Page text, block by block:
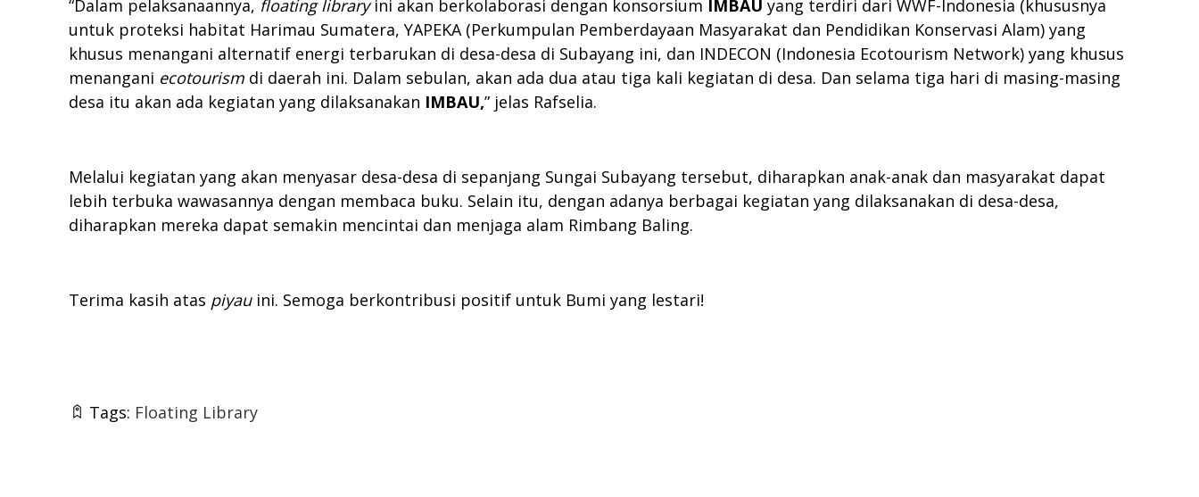
“Dalam pelaksanaannya, floating libraryini akan berkolaborasi dengan konsorsium IMBAU yang terdiri dari WWF-Indonesia (khususnya
untuk proteksi habitat Harimau Sumatera, YAPEKA (Perkumpulan Pemberdayaan Masyarakat dan Pendidikan Konservasi Alam) yang
khusus menangani alternatif energi terbarukan di desa-desa di Subayang ini, dan INDECON (Indonesia Ecotourism Network) yang khusus
menangani ecotourism di daerah ini. Dalam sebulan, akan ada dua atau tiga kali kegiatan di desa. Dan selama tiga hari di masing-masing
desa itu akan ada kegiatan yang dilaksanakan IMBAU,” jelas Rafselia.
Melalui kegiatan yang akan menyasar desa-desa di sepanjang Sungai Subayang tersebut, diharapkan anak-anak dan masyarakat dapat
lebih terbuka wawasannya dengan membaca buku. Selain itu, dengan adanya berbagai kegiatan yang dilaksanakan di desa-desa,
diharapkan mereka dapat semakin mencintai dan menjaga alam Rimbang Baling.
Terima kasih atas piyauini. Semoga berkontribusi positif untuk Bumi yang lestari!
Tags: Floating Library